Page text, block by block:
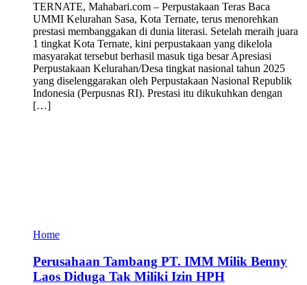
TERNATE, Mahabari.com – Perpustakaan Teras Baca
UMMI Kelurahan Sasa, Kota Ternate, terus menorehkan
prestasi membanggakan di dunia literasi. Setelah meraih juara
1 tingkat Kota Ternate, kini perpustakaan yang dikelola
masyarakat tersebut berhasil masuk tiga besar Apresiasi
Perpustakaan Kelurahan/Desa tingkat nasional tahun 2025
yang diselenggarakan oleh Perpustakaan Nasional Republik
Indonesia (Perpusnas RI). Prestasi itu dikukuhkan dengan
[…]
Home
Perusahaan Tambang PT. IMM Milik Benny
Laos Diduga Tak Miliki Izin HPH